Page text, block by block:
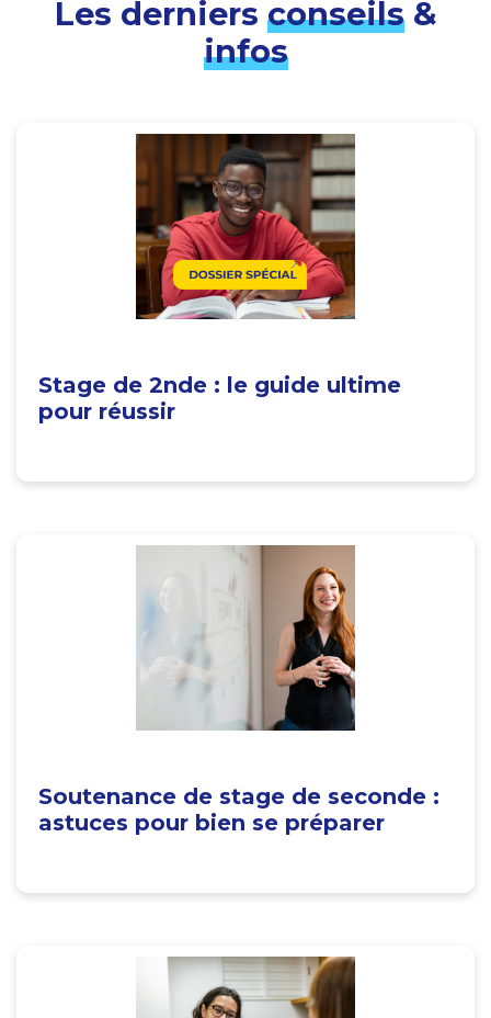
Les derniers conseils&
infos
Stage de 2nde : le guide ultime
pour réussir
Soutenance de stage de seconde :
astuces pour bien se préparer